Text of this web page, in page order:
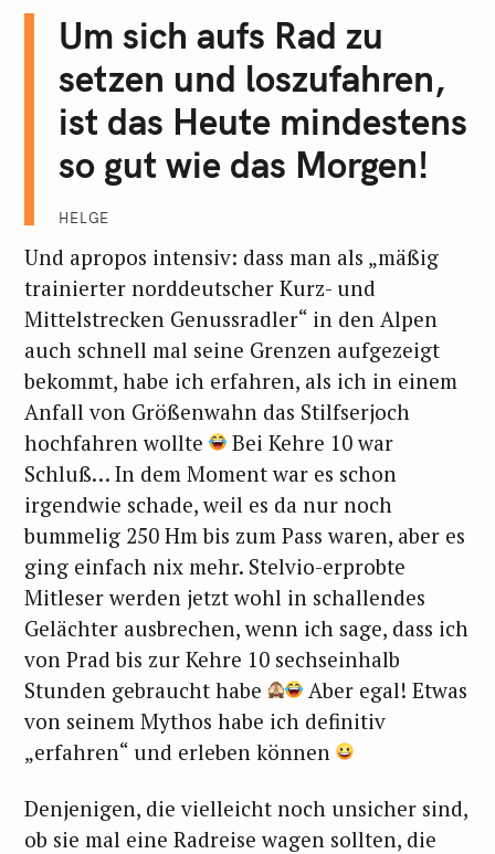
Um sich aufs Rad zu
setzen und loszufahren,
ist das Heute mindestens
so gut wie das Morgen!
HELGE
Und apropos intensiv: dass man als „mäßig
trainierter norddeutscher Kurz- und
Mittelstrecken Genussradler“ in den Alpen
auch schnell mal seine Grenzen aufgezeigt
bekommt, habe ich erfahren, als ich in einem
Anfall von Größenwahn das Stilfserjoch
hochfahren wollte
Bei Kehre 10 war
Schluß… In dem Moment war es schon
irgendwie schade, weil es da nur noch
bummelig 250 Hm bis zum Pass waren, aber es
ging einfach nix mehr. Stelvio-erprobte
Mitleser werden jetzt wohl in schallendes
Gelächter ausbrechen, wenn ich sage, dass ich
von Prad bis zur Kehre 10 sechseinhalb
Stunden gebraucht habe
Aber egal! Etwas
von seinem Mythos habe ich definitiv
„erfahren“ und erleben können
Denjenigen, die vielleicht noch unsicher sind,
ob sie mal eine Radreise wagen sollten, die
e
n
n
a
h
: